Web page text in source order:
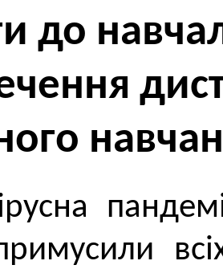
до